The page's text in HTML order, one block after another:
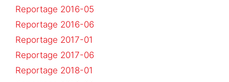
Reportage 2016-05
Reportage 2016-06
Reportage 2017-01
Reportage 2017-06
Reportage 2018-01